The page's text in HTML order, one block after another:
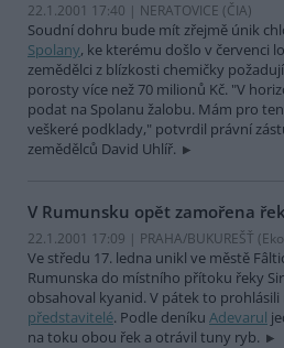
22.1.2001 17:40 | NERATOVICE (ČIA)
Soudní dohru bude mít zřejmě únik
Spolany, ke kterému došlo v červenci
zemědělci z blízkosti chemičky
porosty více než 70 milionů Kč. "V
podat na Spolanu žalobu. Mám pro
veškeré podklady," potvrdil právní
zemědělců David Uhlíř.
V Rumunsku opět zamořena
22.1.2001 17:09 | PRAHA/BUKUREŠŤ
Ve středu 17. ledna unikl ve městě
Rumunska do místního přítoku řeky
obsahoval kyanid. V pátek to
představitelé. Podle deníku Adevarul
na toku obou řek a otrávil tuny ryb.